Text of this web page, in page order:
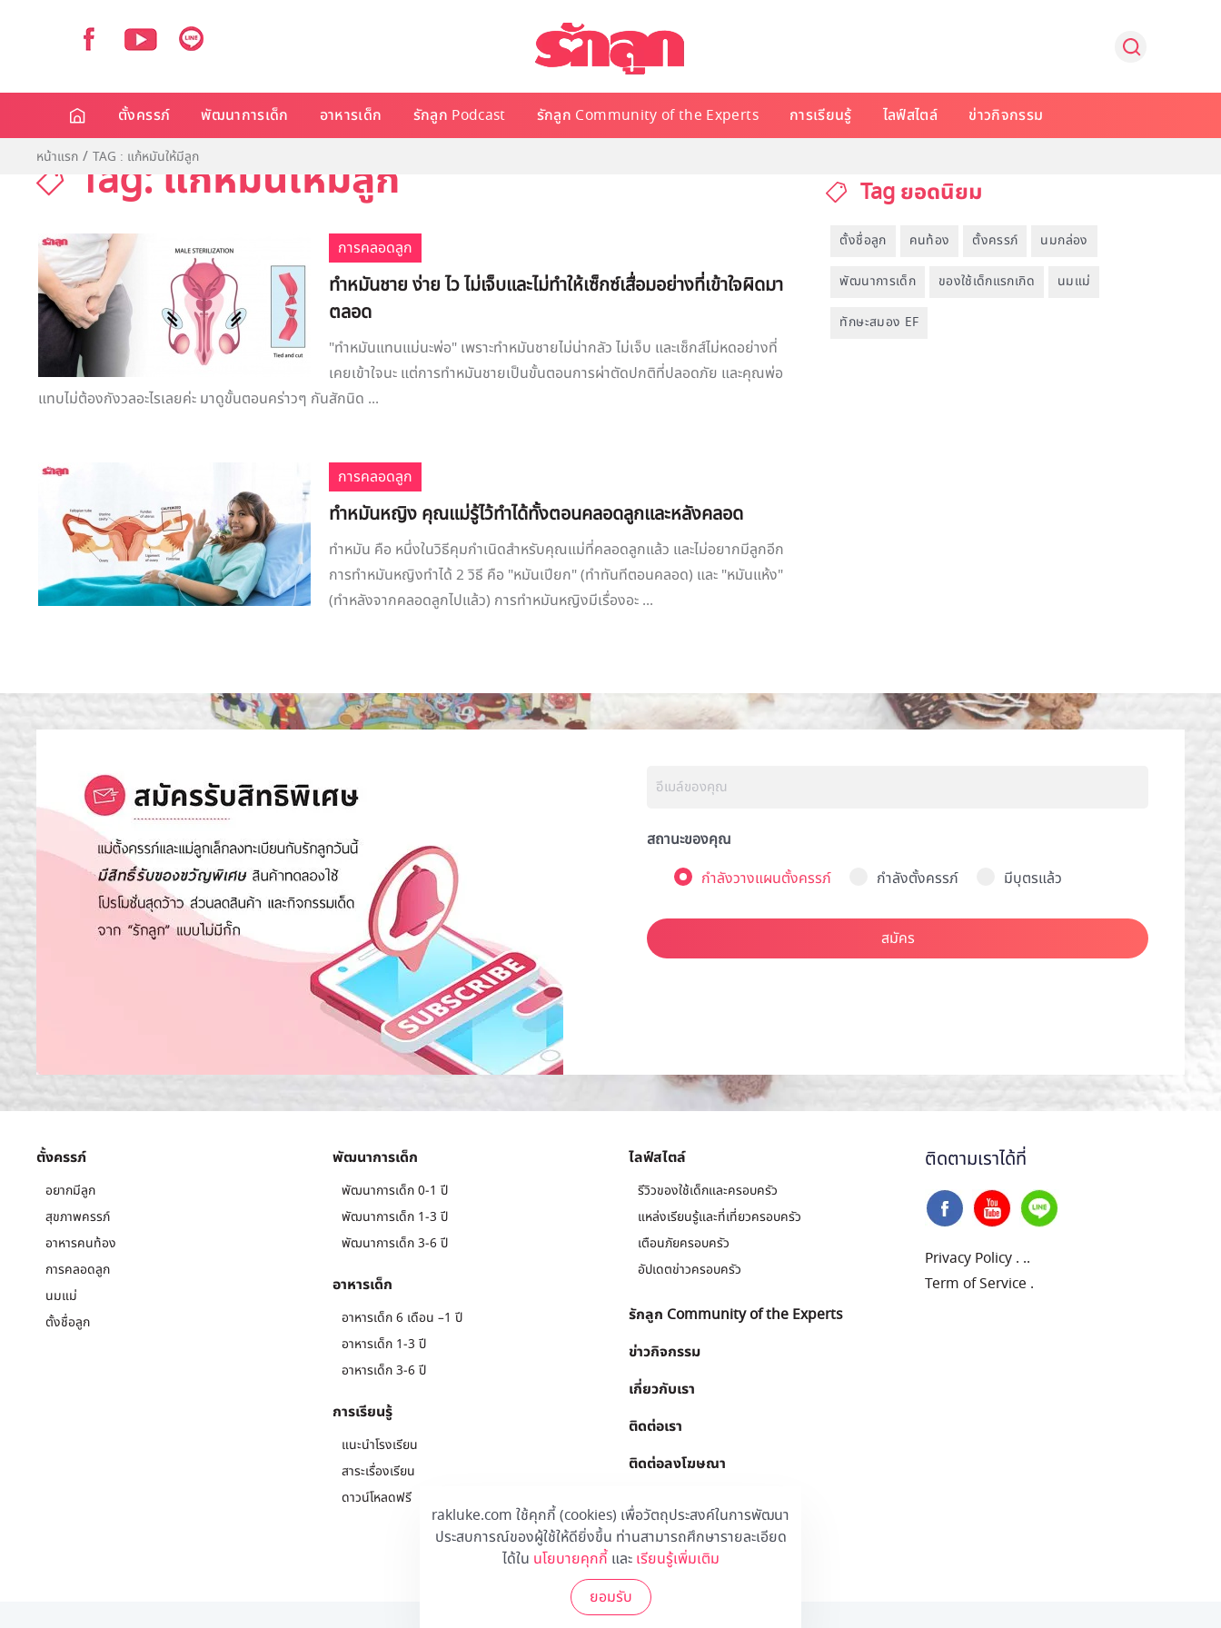
rakluke.com ใช้คุกกี้ (cookies) เพื่อวัตถุประสงค์ในการพัฒนา
ประสบการณ์ของผู้ใช้ให้ดียิ่งขึ้น ท่านสามารถศึกษารายละเอียด
ได้ใน นโยบายคุกกี้และ เรียนรู้เพิ่มเติม
ยอมรับ
ตั้งครรภ์ พัฒนาการเด็ก อาหารเด็ก รักลูก Podcast รักลูก Community of the Experts การเรียนรู้ ไลฟ์สไตล์ ข่าวกิจกรรม
หน้าแรก TAG : แก้หมันให้มีลูก
Tag: แก้หมันให้มีลูก
การคลอดลูก
ทำหมันชาย ง่าย ไว ไม่เจ็บและไม่ทำให้เซ็กซ์เสื่อมอย่างที่เข้าใจผิดมา
ตลอด
"ทำหมันแทนแม่นะพ่อ" เพราะทำหมันชายไม่น่ากลัว ไม่เจ็บ และเซ็กส์ไม่หดอย่างที่
เคยเข้าใจนะ แต่การทำหมันชายเป็นขั้นตอนการผ่าตัดปกติที่ปลอดภัย และคุณพ่อ
แทบไม่ต้องกังวลอะไรเลยค่ะ มาดูขั้นตอนคร่าวๆ กันสักนิด ...
การคลอดลูก
ทำหมันหญิง คุณแม่รู้ไว้ทำได้ทั้งตอนคลอดลูกและหลังคลอด
ทำหมัน คือ หนึ่งในวิธีคุมกำเนิดสำหรับคุณแม่ที่คลอดลูกแล้ว และไม่อยากมีลูกอีก
การทำหมันหญิงทำได้ 2 วิธี คือ "หมันเปียก" (ทำทันทีตอนคลอด) และ "หมันแห้ง"
(ทำหลังจากคลอดลูกไปแล้ว) การทำหมันหญิงมีเรื่องอะ ...
Tag ยอดนิยม
ตั้งชื่อลูก คนท้อง ตั้งครรภ์ นมกล่อง
พัฒนาการเด็ก ของใช้เด็กแรกเกิด นมแม่
ทักษะสมอง EF
สถานะของคุณ
กำลังวางแผนตั้งครรภ์
กำลังตั้งครรภ์ มีบุตรแล้ว
สมัคร
ตั้งครรภ์
อยากมีลูก
สุขภาพครรภ์
อาหารคนท้อง
การคลอดลูก
นมแม่
ตั้งชื่อลูก
พัฒนาการเด็ก
พัฒนาการเด็ก 0-1 ปี
พัฒนาการเด็ก 1-3 ปี
พัฒนาการเด็ก 3-6 ปี
อาหารเด็ก
อาหารเด็ก 6 เดือน –1 ปี
อาหารเด็ก 1-3 ปี
อาหารเด็ก 3-6 ปี
การเรียนรู้
แนะนำโรงเรียน
สาระเรื่องเรียน
ดาวน์โหลดฟรี
ไลฟ์สไตล์
รีวิวของใช้เด็กและครอบครัว
แหล่งเรียนรู้และที่เที่ยวครอบครัว
เตือนภัยครอบครัว
อัปเดตข่าวครอบครัว
รักลูก Community of the Experts
ข่าวกิจกรรม
เกี่ยวกับเรา
ติดต่อเรา
ติดต่อลงโฆษณา
ติดตามเราได้ที่
Privacy Policy . ..
Term of Service .